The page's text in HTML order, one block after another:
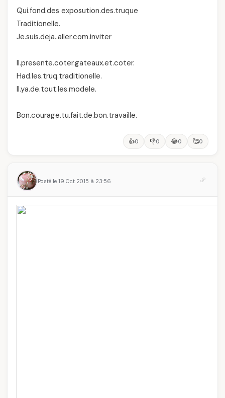
Qui.fond.des exposution.des.truque
Traditionelle.
Je.suis.deja..aller.com.inviter
Il.presente.coter.gateaux.et.coter.
Had.les.truq.traditionelle.
Il.ya.de.tout.les.modele.
Bon.courage.tu.fait.de.bon.travaille.
👍0 👎0 😂0 🥰0
Posté le 19 Oct 2015 à 23:56